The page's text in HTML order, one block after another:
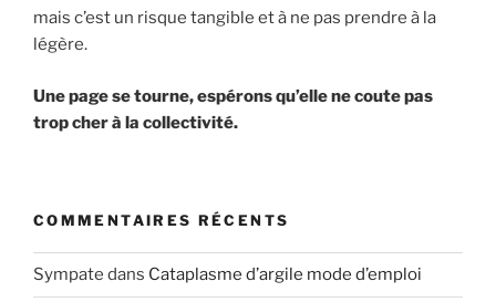
mais c’est un risque tangible et à ne pas prendre à la
légère.
Une page se tourne, espérons qu’elle ne coute pas
trop cher à la collectivité.
COMMENTAIRES RÉCENTS
Sympate dans Cataplasme d’argile mode d’emploi